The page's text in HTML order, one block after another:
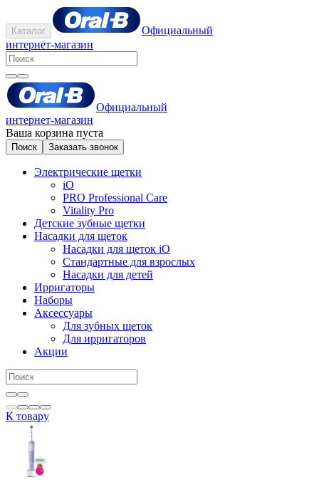
Каталог
Официальный
интернет-магазин
Официальный
интернет-магазин
Ваша корзина пуста
Поиск Заказать звонок
Электрические щетки
iO
PRO Professional Care
Vitality Pro
Детские зубные щетки
Насадки для щеток
Насадки для щеток iO
Стандартные для взрослых
Насадки для детей
Ирригаторы
Наборы
Аксессуары
Для зубных щеток
Для ирригаторов
Акции
К товару